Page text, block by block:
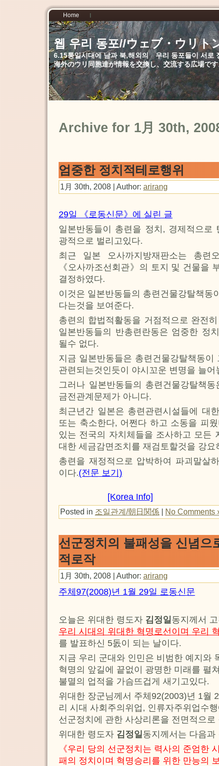
Home
웹 우리 동포//ウェブ・ウリト
6.15통일시대에 남과 북,해외의 우리 동포들이 서로
海外のウリ同胞達が情報を交換し、交流する広場で
Archive for 1月 30th,
엄중한 정치적테로행위
1月 30th, 2008 | Author: arirang
29일 《로동신문》에 실린 글
일본반동들이 총련을 정치, 경제적으로
광적으로 벌리고있다.
최근 일본 오사까지방재판소는 총련
《오사까조선회관》의 토지 및 건물을
결정하였다.
이것은 일본반동들의 총련건물강탈책동
다는것을 보여준다.
총련의 합법적활동을 거점적으로 완전
일본반동들의 반총련란동은 엄중한 정
될수 없다.
지금 일본반동들은 총련건물강탈책동
관련되는것인듯이 야시꼬운 변명을 늘어
그러나 일본반동들의 총련건물강탈책
금전관계문제가 아니다.
최근년간 일본은 총련관련시설들에 대
또는 축소한다, 어쩐다 하고 소동을 피
있는 전국의 자치체들을 조사하고 모든
대한 세금감면조치를 재검토할것을 강요
총련을 재정적으로 압박하여 파괴말살
이다.(전문 보기)
[Korea Info]
Posted in 조일관계/朝日関係 | No Comments
선군정치의 불패성을 신념으
적로작
1月 30th, 2008 | Author: arirang
주체97(2008)년 1월 29일 로동신문
오늘은 위대한 령도자 김정일 동지께서
우리 시대의 위대한 혁명로선이며 우리
를 발표하신 5돐이 되는 날이다.
지금 우리 군대와 인민은 비범한 예지와
혁명의 앞길에 끝없이 광명한 미래를 펼
불멸의 업적을 가슴뜨겁게 새기고있다.
위대한 장군님께서 주체92(2003)년 1월
리 시대 사회주의위업, 인류자주위업수
선군정치에 관한 사상리론을 전면적으
위대한 령도자 김정일 동지께서는 다음
《우리 당의 선군정치는 력사의 준엄한
패의 정치이며 혁명승리를 위한 만능의